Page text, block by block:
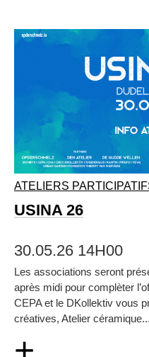
ATELIERS
USINA 26
30.05.26 14H00
Les associations seront
après midi pour complèter
CEPA et le DKollektiv vous
créatives, Atelier céramique...